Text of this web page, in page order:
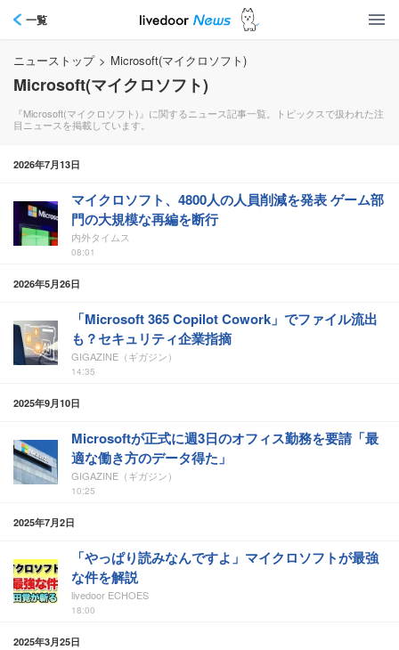
一覧
ニューストップ > Microsoft(マイクロソフト)
Microsoft(マイクロソフト)
『Microsoft(マイクロソフト)』に関するニュース記事一覧。トピックスで扱われた注
目ニュースを掲載しています。
2026年7月13日
マイクロソフト、4800人の人員削減を発表 ゲーム部
門の大規模な再編を断行
内外タイムス
08:01
2026年5月26日
「Microsoft 365 Copilot Cowork」でファイル流出
も？セキュリティ企業指摘
GIGAZINE（ギガジン）
14:35
2025年9月10日
Microsoftが正式に週3日のオフィス勤務を要請「最
適な働き方のデータ得た」
GIGAZINE（ギガジン）
10:25
2025年7月2日
「やっぱり読みなんですよ」マイクロソフトが最強
な件を解説
livedoor ECHOES
18:00
2025年3月25日